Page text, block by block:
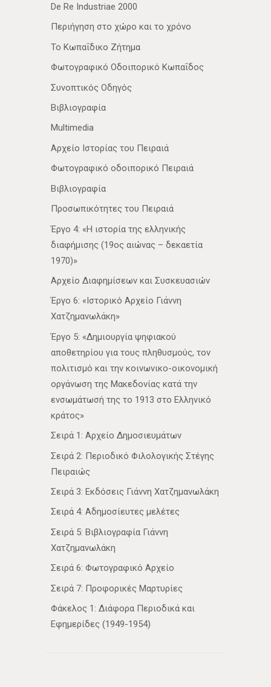
De Re Industriae 2000
Περιήγηση στο χώρο και το χρόνο
Το Κωπαΐδικο Ζήτημα
Φωτογραφικό Οδοιπορικό Κωπαΐδος
Συνοπτικός Οδηγός
Βιβλιογραφία
Multimedia
Αρχείο Ιστορίας του Πειραιά
Φωτογραφικό οδοιπορικό Πειραιά
Βιβλιογραφία
Προσωπικότητες του Πειραιά
Έργο 4: «Η ιστορία της ελληνικής
διαφήμισης (19ος αιώνας – δεκαετία
1970)»
Αρχείο Διαφημίσεων και Συσκευασιών
Έργο 6: «Ιστορικό Αρχείο Γιάννη
Χατζημανωλάκη»
Έργο 5: «Δημιουργία ψηφιακού
αποθετηρίου για τους πληθυσμούς, τον
πολιτισμό και την κοινωνικο-οικονομική
οργάνωση της Μακεδονίας κατά την
ενσωμάτωσή της το 1913 στο Ελληνικό
κράτος»
Σειρά 1: Αρχείο Δημοσιευμάτων
Σειρά 2: Περιοδικό Φιλολογικής Στέγης
Πειραιώς
Σειρά 3: Εκδόσεις Γιάννη Χατζημανωλάκη
Σειρά 4: Αδημοσίευτες μελέτες
Σειρά 5: Βιβλιογραφία Γιάννη
Χατζημανωλάκη
Σειρά 6: Φωτογραφικό Αρχείο
Σειρά 7: Προφορικές Μαρτυρίες
Φάκελος 1: Διάφορα Περιοδικά και
Εφημερίδες (1949-1954)